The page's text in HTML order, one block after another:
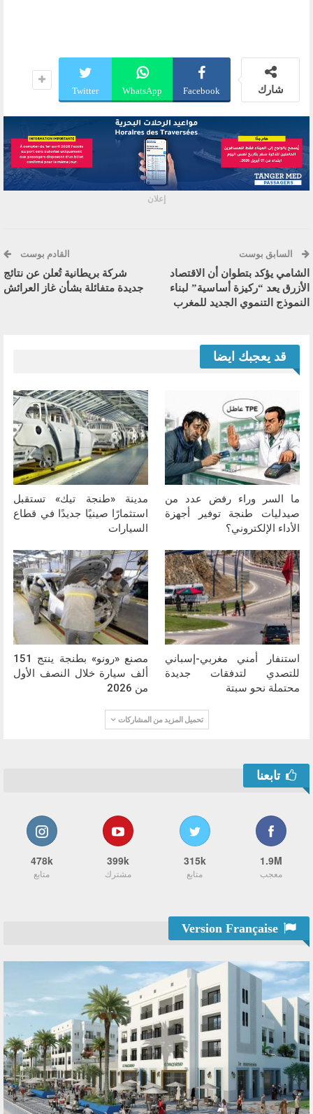
شارك Facebook
WhatsApp
Twitter
إعلان
السابق بوست
الشامي يؤكد بتطوان أن الاقتصاد
الأزرق يعد “ركيزة أساسية” لبناء
النموذج التنموي الجديد للمغرب
القادم بوست
شركة بريطانية تُعلن عن نتائج
جديدة متفائلة بشأن غاز العرائش
قد يعجبك ايضا
ما السر وراء رفض عدد من
صيدليات طنجة توفير أجهزة
الأداء الإلكتروني؟
مدينة «طنجة تيك» تستقبل
استثمارًا صينيًا جديدًا في قطاع
السيارات
استنفار أمني مغربي-إسباني
للتصدي لتدفقات جديدة
محتملة نحو سبتة
مصنع «رونو» بطنجة ينتج 151
ألف سيارة خلال النصف الأول
من 2026
تحميل المزيد من المشاركات
تابعنا
1.9M
معجب
315k
متابع
399k
مشترك
478k
متابع